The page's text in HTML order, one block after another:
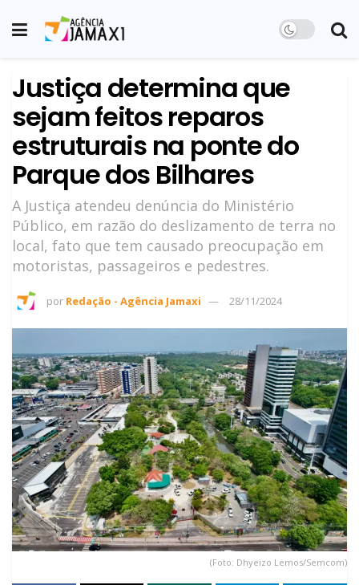
Justiça determina que
sejam feitos reparos
estruturais na ponte do
Parque dos Bilhares
A Justiça atendeu denúncia do Ministério
Público, em razão do deslizamento de terra no
local, fato que tem causado preocupação em
motoristas, passageiros e pedestres.
por Redação - Agência Jamaxi 28/11/2024
(Foto: Dhyeizo Lemos/Semcom)